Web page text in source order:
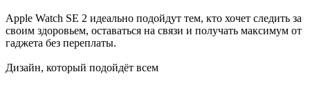
Apple Watch SE 2 идеально подойдут тем, кто хочет следить за
своим здоровьем, оставаться на связи и получать максимум от
гаджета без переплаты.
Дизайн, который подойдёт всем